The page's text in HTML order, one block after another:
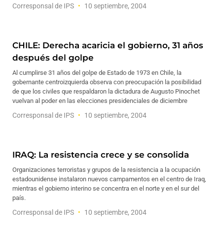
Corresponsal de IPS 10 septiembre, 2004
CHILE: Derecha acaricia el gobierno, 31 años
después del golpe
Al cumplirse 31 años del golpe de Estado de 1973 en Chile, la
gobernante centroizquierda observa con preocupación la posibilidad
de que los civiles que respaldaron la dictadura de Augusto Pinochet
vuelvan al poder en las elecciones presidenciales de diciembre
Corresponsal de IPS 10 septiembre, 2004
IRAQ: La resistencia crece y se consolida
Organizaciones terroristas y grupos de la resistencia a la ocupación
estadounidense instalaron nuevos campamentos en el centro de Iraq,
mientras el gobierno interino se concentra en el norte y en el sur del
país.
Corresponsal de IPS 10 septiembre, 2004